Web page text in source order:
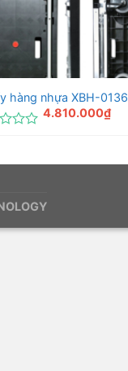
hàng nhựa XBH-0136
4.810.000₫